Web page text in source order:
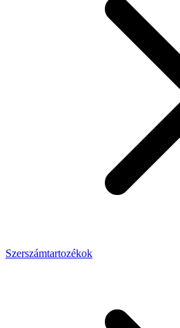
Szerszámtartozékok